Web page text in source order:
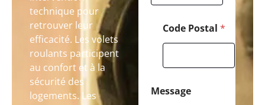
technique pour
retrouver leur
efficacité. Les volets
roulants participent
au confort et à la
sécurité des
logements. Les
Code Postal *
Message